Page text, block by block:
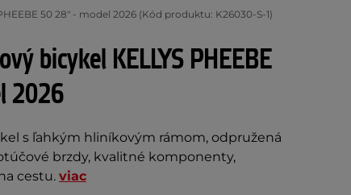
50 28" - model 2026 (Kód produktu: K26030-S-1)
bicykel KELLYS PHEEBE
2026
s ľahkým hliníkovým rámom, odpružená
brzdy, kvalitné komponenty,
cestu. viac